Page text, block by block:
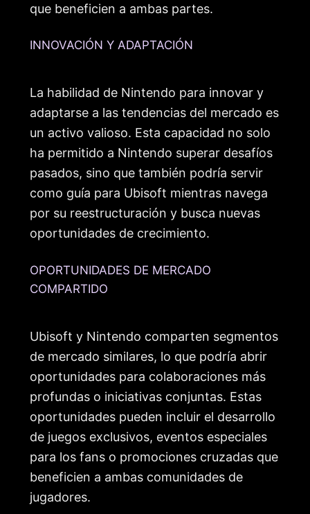
que beneficien a ambas partes.
INNOVACIÓN Y ADAPTACIÓN
La habilidad de Nintendo para innovar y
adaptarse a las tendencias del mercado es
un activo valioso. Esta capacidad no solo
ha permitido a Nintendo superar desafíos
pasados, sino que también podría servir
como guía para Ubisoft mientras navega
por su reestructuración y busca nuevas
oportunidades de crecimiento.
OPORTUNIDADES DE MERCADO
COMPARTIDO
Ubisoft y Nintendo comparten segmentos
de mercado similares, lo que podría abrir
oportunidades para colaboraciones más
profundas o iniciativas conjuntas. Estas
oportunidades pueden incluir el desarrollo
de juegos exclusivos, eventos especiales
para los fans o promociones cruzadas que
beneficien a ambas comunidades de
jugadores.